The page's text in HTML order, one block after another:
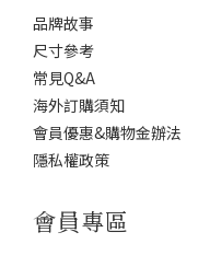
品牌故事
尺寸參考
常見Q&A
海外訂購須知
會員優惠&購物金辦法
隱私權政策
會員專區